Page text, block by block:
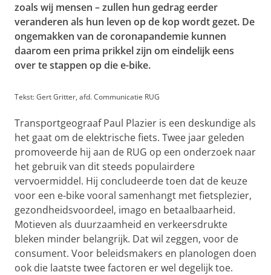
zoals wij mensen – zullen hun gedrag eerder
veranderen als hun leven op de kop wordt gezet. De
ongemakken van de coronapandemie kunnen
daarom een prima prikkel zijn om eindelijk eens
over te stappen op die e-bike.
Tekst: Gert Gritter, afd. Communicatie RUG
Transportgeograaf Paul Plazier is een deskundige als
het gaat om de elektrische fiets. Twee jaar geleden
promoveerde hij aan de RUG op een onderzoek naar
het gebruik van dit steeds populairdere
vervoermiddel. Hij concludeerde toen dat de keuze
voor een e-bike vooral samenhangt met fietsplezier,
gezondheidsvoordeel, imago en betaalbaarheid.
Motieven als duurzaamheid en verkeersdrukte
bleken minder belangrijk. Dat wil zeggen, voor de
consument. Voor beleidsmakers en planologen doen
ook die laatste twee factoren er wel degelijk toe.